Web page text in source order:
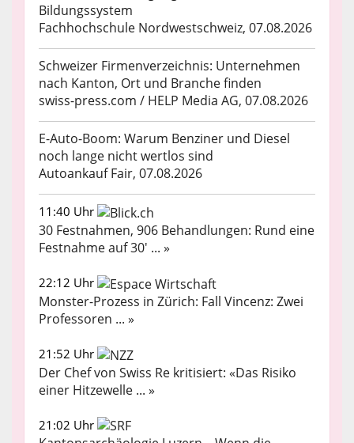
Bildungssystem
Fachhochschule Nordwestschweiz, 07.08.2026
Schweizer Firmenverzeichnis: Unternehmen
nach Kanton, Ort und Branche finden
swiss-press.com / HELP Media AG, 07.08.2026
E-Auto-Boom: Warum Benziner und Diesel
noch lange nicht wertlos sind
Autoankauf Fair, 07.08.2026
11:40 Uhr
30 Festnahmen, 906 Behandlungen: Rund eine
Festnahme auf 30' ... »
22:12 Uhr
Monster-Prozess in Zürich: Fall Vincenz: Zwei
Professoren ... »
21:52 Uhr
Der Chef von Swiss Re kritisiert: «Das Risiko
einer Hitzewelle ... »
21:02 Uhr